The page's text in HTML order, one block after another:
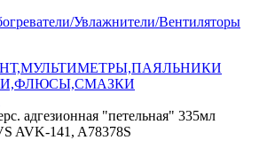
Увлажнители/Вентиляторы
адгезионная "петельная" 335мл
AVK-141, A78378S